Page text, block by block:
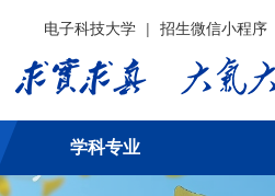
电子科技大学 | 招生微信小程序
学科专业